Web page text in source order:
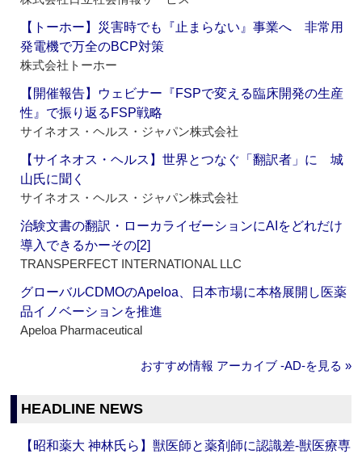
【トーホー】災害時でも『止まらない』事業へ 非常用
発電機で万全のBCP対策
株式会社トーホー
【開催報告】ウェビナー『FSPで変える臨床開発の生産
性』で振り返るFSP戦略
サイネオス・ヘルス・ジャパン株式会社
【サイネオス・ヘルス】世界とつなぐ「翻訳者」に 城
山氏に聞く
サイネオス・ヘルス・ジャパン株式会社
治験文書の翻訳・ローカライゼーションにAIをどれだけ
導入できるかーその[2]
TRANSPERFECT INTERNATIONAL LLC
グローバルCDMOのApeloa、日本市場に本格展開し医薬
品イノベーションを推進
Apeloa Pharmaceutical
おすすめ情報 アーカイブ ‐AD‐を見る »
HEADLINE NEWS
【昭和薬大 神林氏ら】獣医師と薬剤師に認識差‐獣医療専